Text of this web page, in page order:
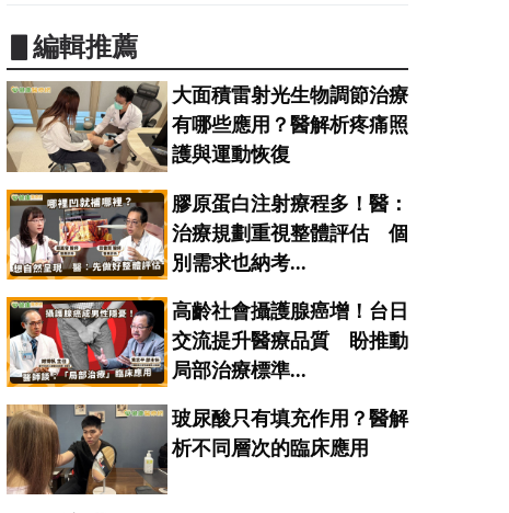
▋編輯推薦
大面積雷射光生物調節治療
有哪些應用？醫解析疼痛照
護與運動恢復
膠原蛋白注射療程多！醫：
治療規劃重視整體評估 個
別需求也納考...
高齡社會攝護腺癌增！台日
交流提升醫療品質 盼推動
局部治療標準...
玻尿酸只有填充作用？醫解
析不同層次的臨床應用